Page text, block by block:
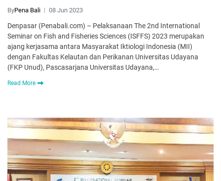
ByPena Bali 08 Jun 2023
Denpasar (Penabali.com) – Pelaksanaan The 2nd International
Seminar on Fish and Fisheries Sciences (ISFFS) 2023 merupakan
ajang kerjasama antara Masyarakat Iktiologi Indonesia (MII)
dengan Fakultas Kelautan dan Perikanan Universitas Udayana
(FKP Unud), Pascasarjana Universitas Udayana,…
Read More